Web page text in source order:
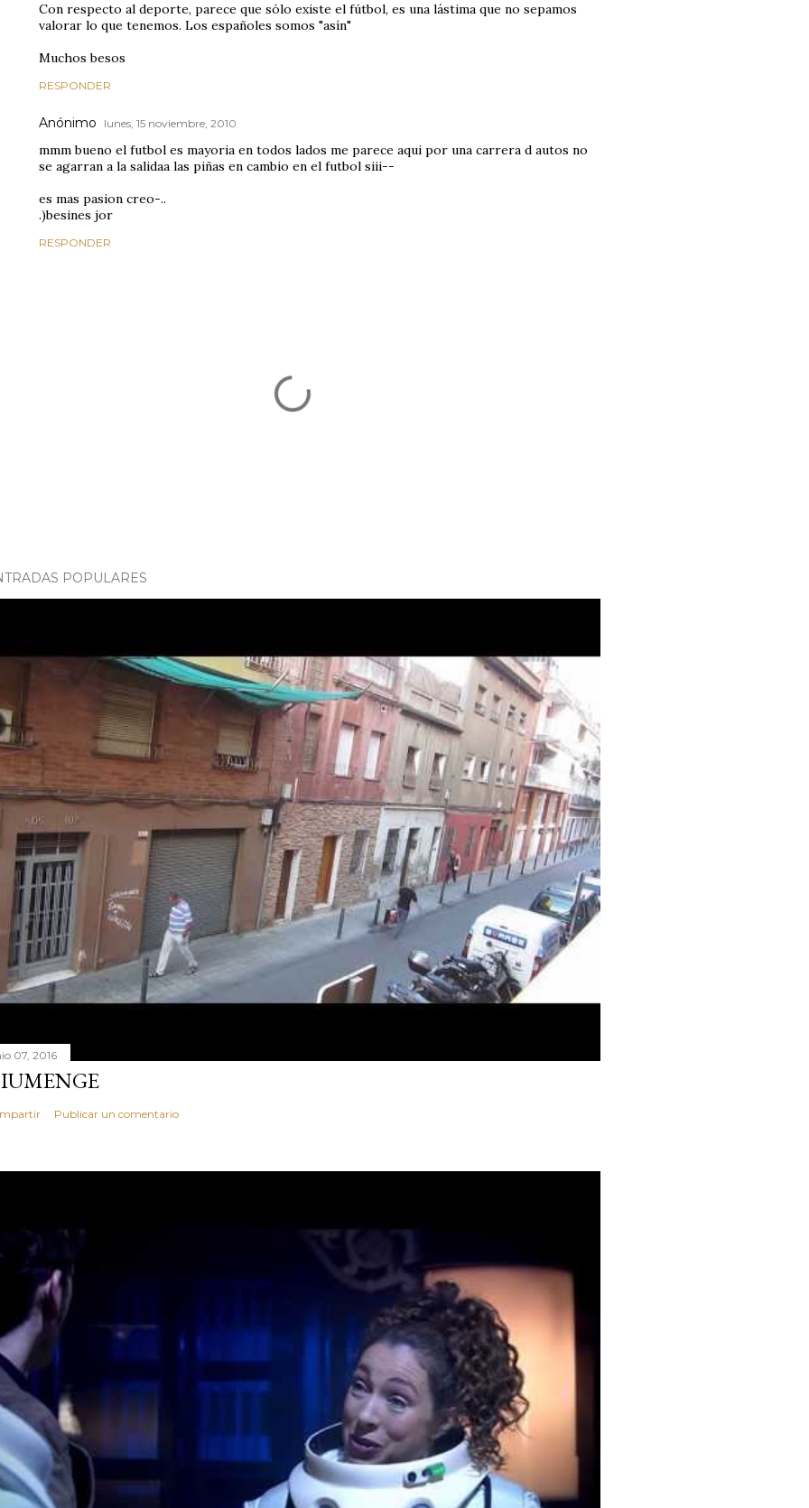
Con respecto al deporte, parece que sólo existe el fútbol, es una lástima que no sepamos
valorar lo que tenemos. Los españoles somos "asín"
Muchos besos
RESPONDER
Anónimo lunes, 15 noviembre, 2010
mmm bueno el futbol es mayoria en todos lados me parece aqui por una carrera d autos no
se agarran a la salidaa las piñas en cambio en el futbol siii--
es mas pasion creo-..
.)besines jor
RESPONDER
POPULARES
07, 2016
Publicar un comentario